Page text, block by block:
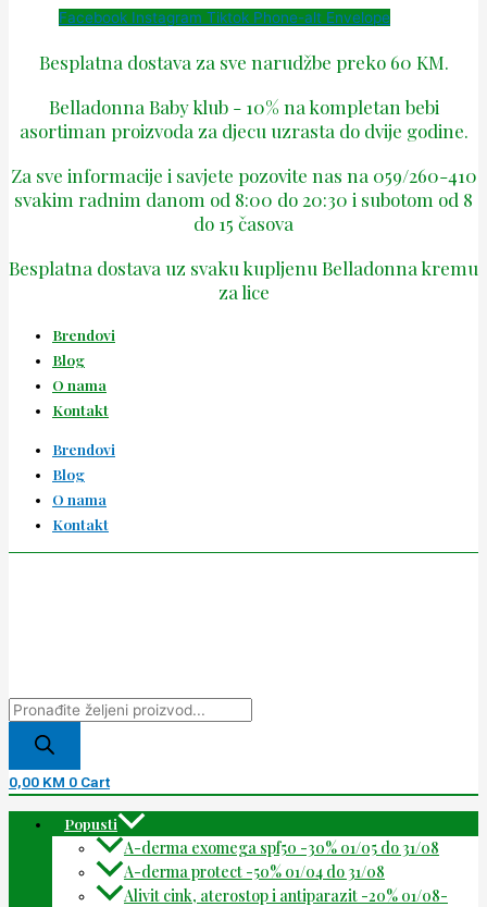
Facebook Instagram Tiktok Phone-alt Envelope
Besplatna dostava za sve narudžbe preko 60 KM.
Belladonna Baby klub - 10% na kompletan bebi
asortiman proizvoda za djecu uzrasta do dvije godine.
Za sve informacije i savjete pozovite nas na 059/260-410
svakim radnim danom od 8:00 do 20:30 i subotom od 8
do 15 časova
Besplatna dostava uz svaku kupljenu Belladonna kremu
za lice
Brendovi
Blog
O nama
Kontakt
Brendovi
Blog
O nama
Kontakt
0,00 KM 0 Cart
Popusti
A-derma exomega spf50 -30% 01/05 do 31/08
A-derma protect -50% 01/04 do 31/08
Alivit cink, aterostop i antiparazit -20% 01/08-